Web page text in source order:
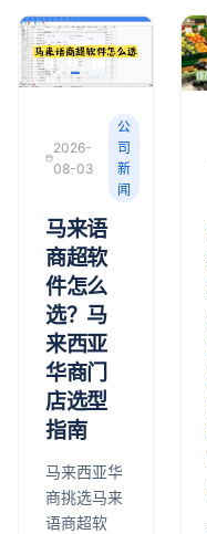
2026-
08-03
公
司
新
闻
马来语
商超软
件怎么
选？马
来西亚
华商门
店选型
指南
马来西亚华
商挑选马来
语商超软